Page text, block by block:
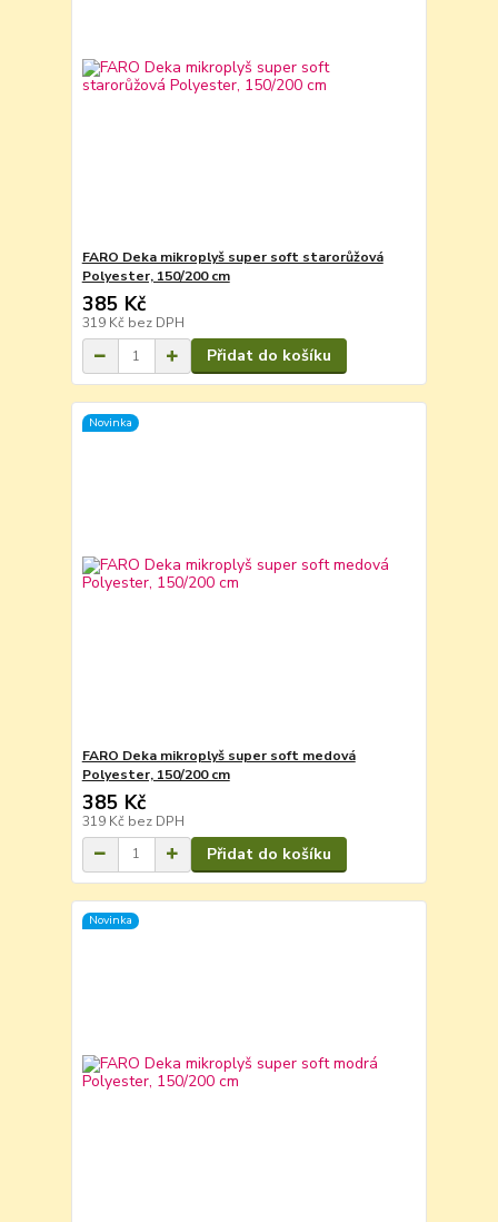
FARO Deka mikroplyš super soft starorůžová
Polyester, 150/200 cm
385 Kč
319 Kč bez DPH
Přidat do košíku
Novinka
FARO Deka mikroplyš super soft medová
Polyester, 150/200 cm
385 Kč
319 Kč bez DPH
Přidat do košíku
Novinka